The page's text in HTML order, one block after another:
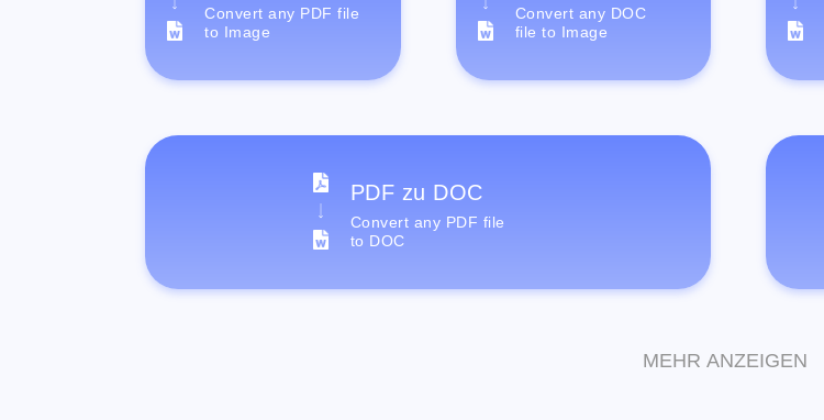
Convert any PDF file
to Image
Convert any DOC
file to Image
PDF zu DOC
Convert any PDF file
to DOC
MEHR ANZEIGEN